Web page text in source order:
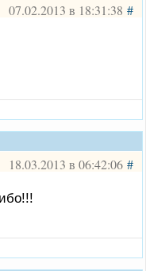
07.02.2013 в 18:31:38#
18.03.2013 в 06:42:06#